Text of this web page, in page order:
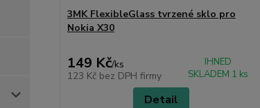
3MK FlexibleGlass tvrzené sklo pro
Nokia X30
149 Kč/ks
123 Kč bez DPH firmy
IHNED
SKLADEM 1 ks
Detail